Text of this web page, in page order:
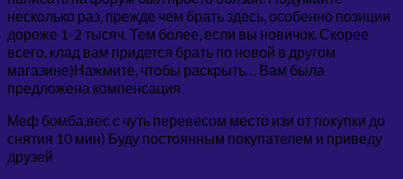
несколько раз, прежде чем брать здесь, особенно позиции
дороже 1-2 тысяч. Тем более, если вы новичок. Скорее
всего, клад вам придется брать по новой в другом
магазине)Нажмите, чтобы раскрыть… Вам была
предложена компенсация
Меф бомба,вес с чуть перевесом место изи от покупки до
снятия 10 мин) Буду постоянным покупателем и приведу
друзей